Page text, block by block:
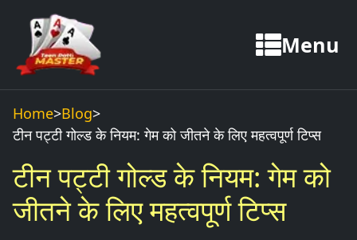
Menu
Home>Blog>
टीन पट्टी गोल्ड के नियम: गेम को जीतने के लिए महत्वपूर्ण टिप्स
टीन पट्टी गोल्ड के नियम: गेम को
जीतने के लिए महत्वपूर्ण टिप्स